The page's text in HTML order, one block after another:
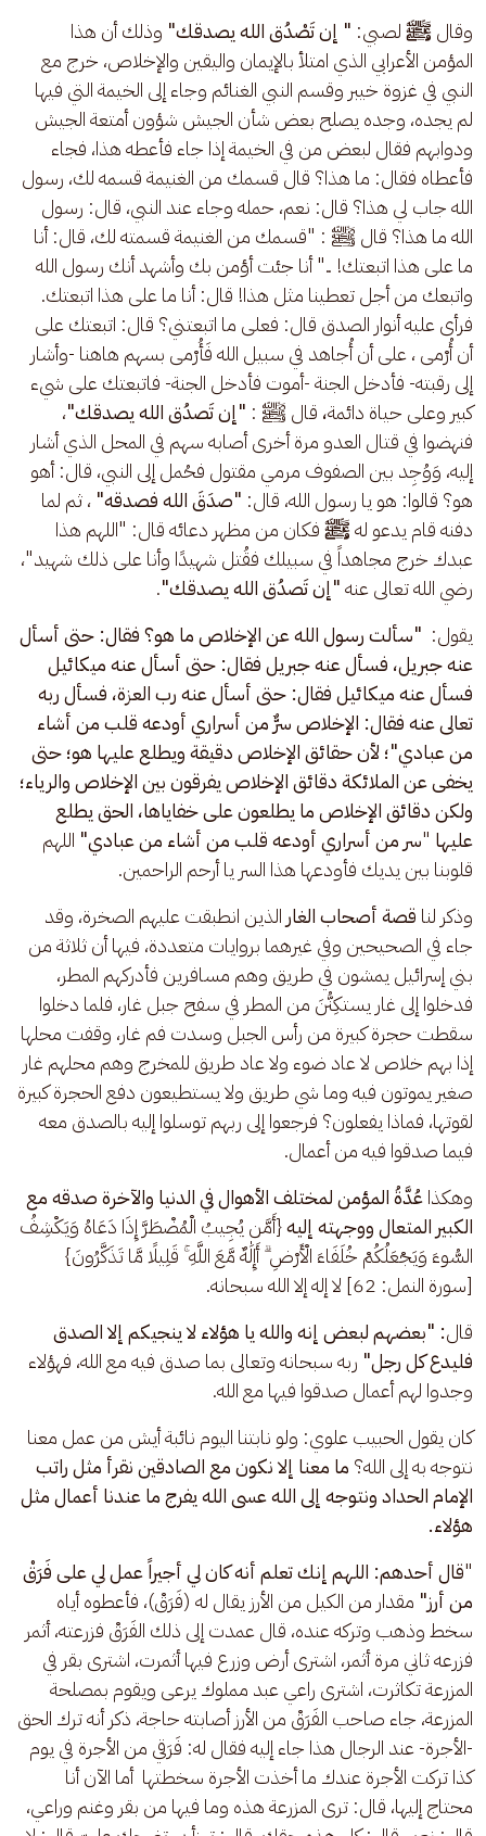
وقال ﷺ لصبي: " إن تَصْدُق الله يصدقك" وذلك أن هذا
المؤمن الأعرابي الذي امتلأ بالإيمان واليقين والإخلاص، خرج مع
النبي في غزوة خيبر وقسم النبي الغنائم وجاء إلى الخيمة التي فيها
لم يجده، وجده يصلح بعض شأن الجيش شؤون أمتعة الجيش
ودوابهم فقال لبعض من في الخيمة إذا جاء فأعطه هذا، فجاء
فأعطاه فقال: ما هذا؟ قال قسمك من الغنيمة قسمه لك، رسول
الله جاب لي هذا؟ قال: نعم، حمله وجاء عند النبي، قال: رسول
الله ما هذا؟ قال ﷺ : "قسمك من الغنيمة قسمته لك، قال: أنا
ما على هذا اتبعتك! .." أنا جئت أؤمن بك وأشهد أنك رسول الله
واتبعك من أجل تعطينا مثل هذا! قال: أنا ما على هذا اتبعتك.
فرأى عليه أنوار الصدق قال: فعلى ما اتبعتني؟ قال: اتبعتك على
أن أُرْمى ، على أن أُجاهد في سبيل الله فَأُرْمى بسهم هاهنا -وأشار
إلى رقبته- فأدخل الجنة -أموت فأدخل الجنة- فاتبعتك على شيء
كبير وعلى حياة دائمة، قال ﷺ : "إن تَصدُق الله يصدقك"،
فنهضوا في قتال العدو مرة أخرى أصابه سهم في المحل الذي أشار
إليه، وَوُجِد بين الصفوف مرمي مقتول فحُمل إلى النبي، قال: أهو
هو؟ قالوا: هو يا رسول الله، قال: "صدَقَ الله فصدقه" ، ثم لما
دفنه قام يدعو له ﷺ فكان من مظهر دعائه قال: "اللهم هذا
عبدك خرج مجاهداً في سبيلك فقُتل شهيدًا وأنا على ذلك شهيد"،
رضي الله تعالى عنه "إن تَصدُق الله يصدقك".
يقول: "سألت رسول الله عن الإخلاص ما هو؟ فقال: حتى أسأل
عنه جبريل، فسأل عنه جبريل فقال: حتى أسأل عنه ميكائيل
فسأل عنه ميكائيل فقال: حتى أسأل عنه رب العزة، فسأل ربه
تعالى عنه فقال: الإخلاص سرٌّ من أسراري أودعه قلب من أشاء
من عبادي"؛ لأن حقائق الإخلاص دقيقة ويطلع عليها هو؛ حتى
يخفى عن الملائكة دقائق الإخلاص يفرقون بين الإخلاص والرياء؛
ولكن دقائق الإخلاص ما يطلعون على خفاياها، الحق يطلع
عليها "سر من أسراري أودعه قلب من أشاء من عبادي" اللهم
قلوبنا بين يديك فأودعها هذا السر يا أرحم الراحمين.
وذكر لنا قصة أصحاب الغار الذين انطبقت عليهم الصخرة، وقد
جاء في الصحيحين وفي غيرهما بروايات متعددة، فيها أن ثلاثة من
بني إسرائيل يمشون في طريق وهم مسافرين فأدركهم المطر،
فدخلوا إلى غار يستكِنُّنَ من المطر في سفح جبل غار، فلما دخلوا
سقطت حجرة كبيرة من رأس الجبل وسدت فم غار، وقفت محلها
إذا بهم خلاص لا عاد ضوء ولا عاد طريق للمخرج وهم محلهم غار
صغير يموتون فيه وما شي طريق ولا يستطيعون دفع الحجرة كبيرة
لقوتها، فماذا يفعلون؟ فرجعوا إلى ربهم توسلوا إليه بالصدق معه
فيما صدقوا فيه من أعمال.
وهكذا عُدَّةُ المؤمن لمختلف الأهوال في الدنيا والآخرة صدقه مع
الكبير المتعال ووجهته إليه {أَمَّن يُجِيبُ الْمُضْطَرَّ إِذَا دَعَاهُ وَيَكْشِفُ
السُّوءَ وَيَجْعَلُكُمْ خُلَفَاءَ الْأَرْضِ ۗ أَإِلَٰهٌ مَّعَ اللَّهِ ۚ قَلِيلًا مَّا تَذَكَّرُونَ}
[سورة النمل: 62] لا إله إلا الله سبحانه.
قال: "بعضهم لبعض إنه والله يا هؤلاء لا ينجيكم إلا الصدق
فليدع كل رجل" ربه سبحانه وتعالى بما صدق فيه مع الله، فهؤلاء
وجدوا لهم أعمال صدقوا فيها مع الله.
كان يقول الحبيب علوي: ولو نابتنا اليوم نائبة أيش من عمل معنا
نتوجه به إلى الله؟ ما معنا إلا نكون مع الصادقين نقرأ مثل راتب
الإمام الحداد ونتوجه إلى الله عسى الله يفرج ما عندنا أعمال مثل
هؤلاء.
"قال أحدهم: اللهم إنك تعلم أنه كان لي أجيراً عمل لي على فَرَقْ
من أرز" مقدار من الكيل من الأرز يقال له (فَرَقْ)، فأعطوه أياه
سخط وذهب وتركه عنده، قال عمدت إلى ذلك الفَرَقْ فزرعته، أثمر
فزرعه ثاني مرة أثمر، اشترى أرض وزرع فيها أثمرت، اشترى بقر في
المزرعة تكاثرت، اشترى راعي عبد مملوك يرعى ويقوم بمصلحة
المزرعة، جاء صاحب الفَرَقْ من الأرز أصابته حاجة، ذكر أنه ترك الحق
-الأجرة- عند الرجال هذا جاء إليه فقال له: فَرَقي من الأجرة في يوم
كذا تركت الأجرة عندك ما أخذت الأجرة سخطتها  أما الآن أنا
محتاج إليها، قال: ترى المزرعة هذه وما فيها من بقر وغنم وراعي،